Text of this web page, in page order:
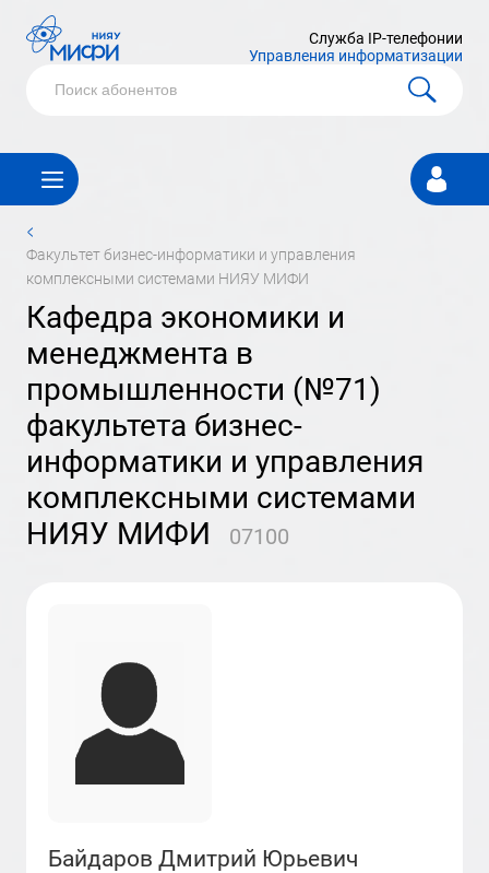
Служба IP-телефонии
Управления информатизации
Личный
кабинет
<
факультет бизнес-информатики и управления
комплексными системами НИЯУ МИФИ
кафедра экономики и
менеджмента в
промышленности (№71)
факультета бизнес-
информатики и управления
комплексными системами
НИЯУ МИФИ
07100
Байдаров Дмитрий Юрьевич